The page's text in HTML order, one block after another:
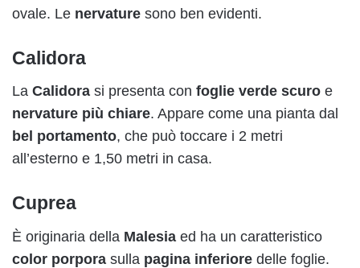
ovale. Le nervature sono ben evidenti.
Calidora
La Calidora si presenta con foglie verde scuro e
nervature più chiare. Appare come una pianta dal
bel portamento, che può toccare i 2 metri
all’esterno e 1,50 metri in casa.
Cuprea
È originaria della Malesia ed ha un caratteristico
color porpora sulla pagina inferiore delle foglie.